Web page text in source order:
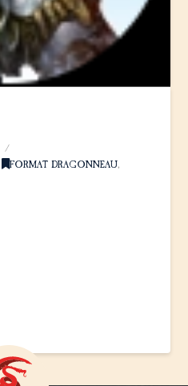
FORMAT DRAGONNEAU,